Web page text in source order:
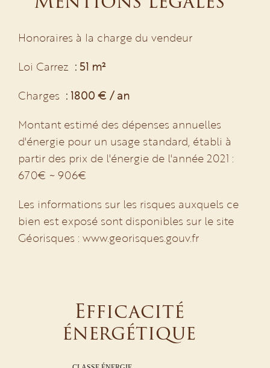
Honoraires à la charge du vendeur
Loi Carrez
51 m²
Charges
1800 € / an
Montant estimé des dépenses annuelles
d'énergie pour un usage standard, établi à
partir des prix de l'énergie de l'année 2021 :
670€ ~ 906€
Les informations sur les risques auxquels ce
bien est exposé sont disponibles sur le site
Géorisques : www.georisques.gouv.fr
Efficacité
énergétique